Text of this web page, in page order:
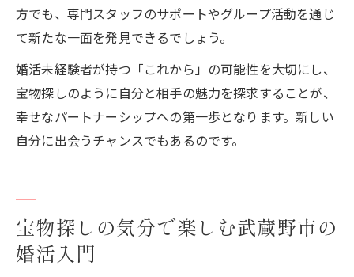
方でも、専門スタッフのサポートやグループ活動を通じ
て新たな一面を発見できるでしょう。
婚活未経験者が持つ「これから」の可能性を大切にし、
宝物探しのように自分と相手の魅力を探求することが、
幸せなパートナーシップへの第一歩となります。新しい
自分に出会うチャンスでもあるのです。
宝物探しの気分で楽しむ武蔵野市の
婚活入門